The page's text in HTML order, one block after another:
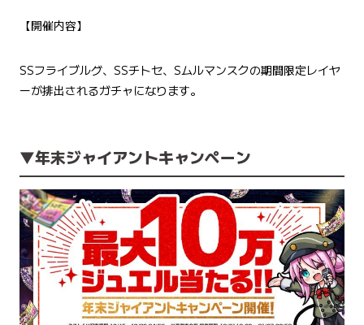
【開催内容】
SSフライブルグ、SSチトセ、Sムルマンスクの期間限定レイヤ
ーが排出されるガチャになります。
▼年末ジャイアントキャンペーン